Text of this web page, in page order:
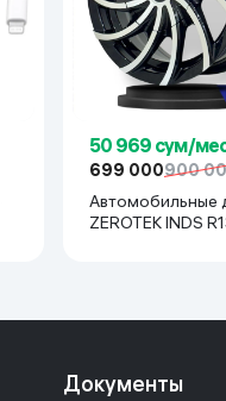
50 969 сум/
699 000900
Автомобильные
ZEROTEK INDS R13x114
Документы